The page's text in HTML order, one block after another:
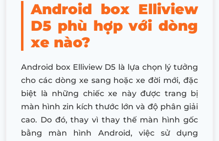
Android box Elliview
D5 phù hợp với dòng
xe nào?
Android box Elliview D5 là lựa chọn lý tưởng
cho các dòng xe sang hoặc xe đời mới, đặc
biệt là những chiếc xe này được trang bị
màn hình zin kích thước lớn và độ phân giải
cao. Do đó, thay vì thay thế màn hình gốc
bằng màn hình Android, việc sử dụng